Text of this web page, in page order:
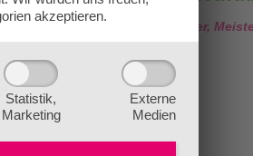
akzeptieren.
Statistik,
Marketing
Externe
Medien
Ausbildungen für Kräuter,